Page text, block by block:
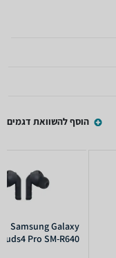
הוסף להשוואת דגמים
Samsung Galaxy
Buds4 Pro SM-R640